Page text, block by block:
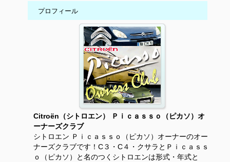
プロフィール
Citroën（シトロエン） Ｐｉｃａｓｓｏ（ピカソ）オ
ーナーズクラブ
シトロエン Ｐｉｃａｓｓｏ（ピカソ）オーナーのオー
ナーズクラブです！C３・C４・クサラとＰｉｃａｓｓ
ｏ（ピカソ）と名のつくシトロエンは形式・年式と